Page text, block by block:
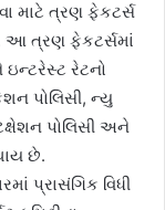
માટે ત્રણ ફેકટર્સ
આ ત્રણ ફેકટર્સમાં
રેટનો
પોલિસી, ન્યુ
પોલિસી અને
છે.
પ્રાસંગિક વિધી